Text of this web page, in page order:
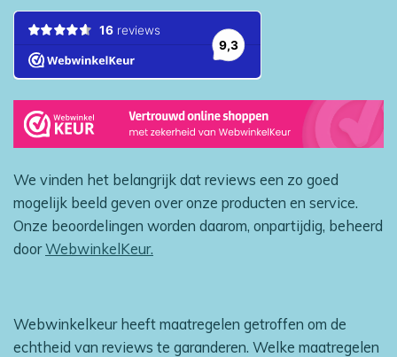
We vinden het belangrijk dat reviews een zo goed
mogelijk beeld geven over onze producten en service.
Onze beoordelingen worden daarom, onpartijdig, beheerd
doorWebwinkelKeur.
Webwinkelkeur heeft maatregelen getroffen om de
echtheid van reviews te garanderen. Welke maatregelen